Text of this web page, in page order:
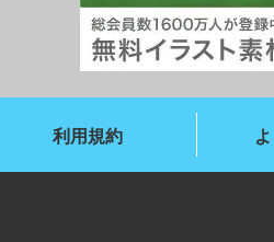
利用規約